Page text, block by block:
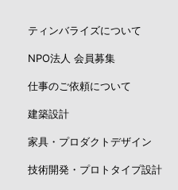
ティンバライズについて
NPO法人 会員募集
仕事のご依頼について
建築設計
家具・プロダクトデザイン
技術開発・プロトタイプ設計